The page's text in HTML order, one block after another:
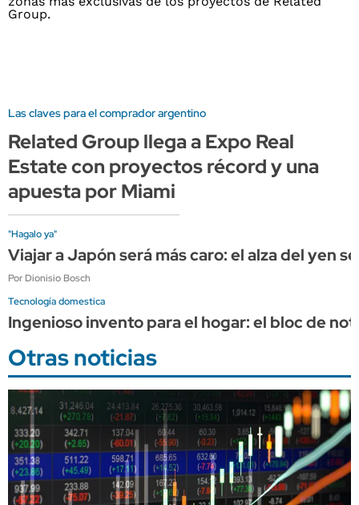
Las claves para el comprador argentino
Related Group llega a Expo Real
Estate con proyectos récord y una
apuesta por Miami
"Hagalo ya"
Viajar a Japón será más caro: el alza del yen
Por Dionisio Bosch
Tecnología domestica
Ingenioso invento para el hogar: el bloc de
Otras noticias